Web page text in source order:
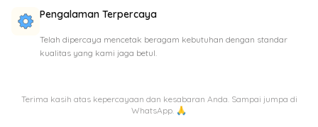
Pengalaman Terpercaya
Telah dipercaya mencetak beragam kebutuhan dengan standar
kualitas yang kami jaga betul.
Terima kasih atas kepercayaan dan kesabaran Anda. Sampai jumpa di
WhatsApp. 🙏